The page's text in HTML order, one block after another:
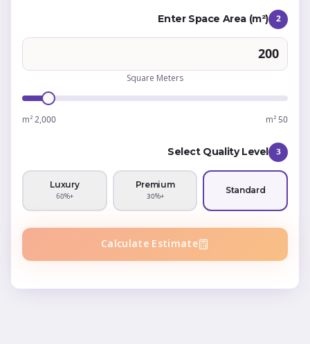
2
Enter Space Area (m²)
50 m²
2,000 m²
Square Meters
3
Select Quality Level
Standard
Premium
+30%
Luxury
+60%
Calculate Estimate